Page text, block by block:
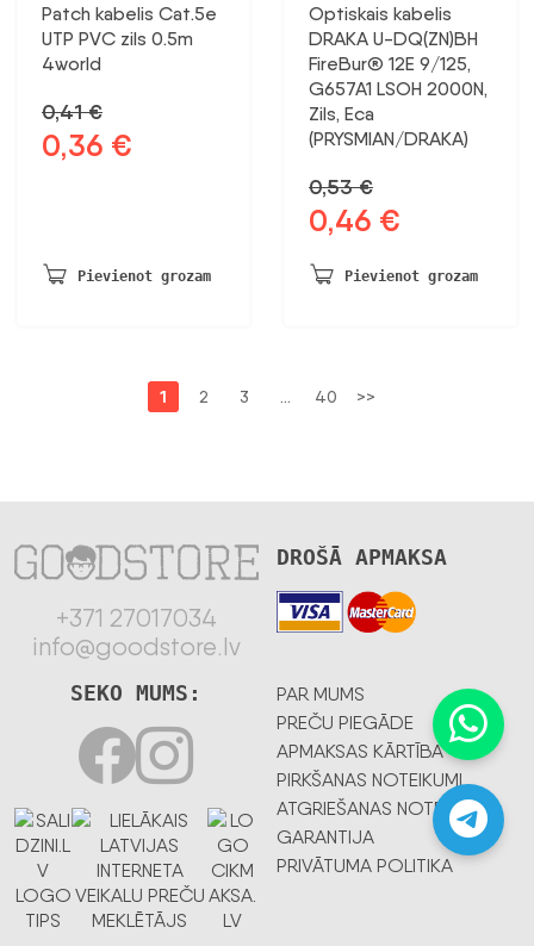
Patch kabelis Cat.5e
UTP PVC zils 0.5m
4world
0,41€
Sākotnējā
0,36 €
Pievienot grozam
Optiskais kabelis
DRAKA U-DQ(ZN)BH
FireBur® 12E 9/125,
G657A1 LSOH 2000N,
Zils, Eca
(PRYSMIAN/DRAKA)
0,53€
Sākotnējā
bija:
0,46 €
ir:
Pievienot grozam
1 2 3 … 40 >>
+371 27017034
info@goodstore.lv
DROŠĀ APMAKSA
PAR MUMS
PREČU PIEGĀDE
APMAKSAS KĀRTĪBA
PIRKŠANAS NOTEIKUMI
ATGRIEŠANAS NOTEIKUMI
GARANTIJA
PRIVĀTUMA POLITIKA
SEKO MUMS: